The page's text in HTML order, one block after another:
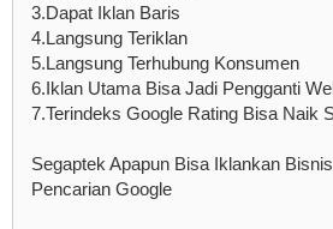
3.Dapat Iklan Baris
4.Langsung Teriklan
5.Langsung Terhubung Konsumen
6.Iklan Utama Bisa Jadi Pengganti
7.Terindeks Google Rating Bisa Naik
Segaptek Apapun Bisa Iklankan
Pencarian Google